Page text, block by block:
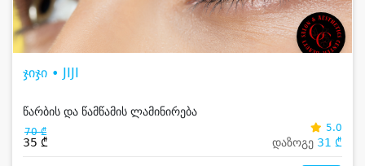
ჯიჯი • JIJI
წარბის და წამწამის ლამინირება
70 ₾
35 ₾
5.0
დაზოგე 31 ₾